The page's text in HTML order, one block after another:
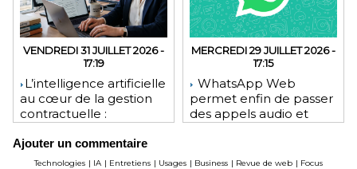
VENDREDI 31 JUILLET 2026 -
17:19
​L’intelligence artificielle
au cœur de la gestion
contractuelle :
pour les juristes ?
MERCREDI 29 JUILLET 2026 -
17:15
WhatsApp Web
permet enfin de passer
des appels audio et
Ajouter un commentaire
Technologies | IA | Entretiens | Usages | Business | Revue de web | Focus